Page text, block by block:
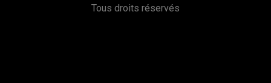
Tous droits réservés